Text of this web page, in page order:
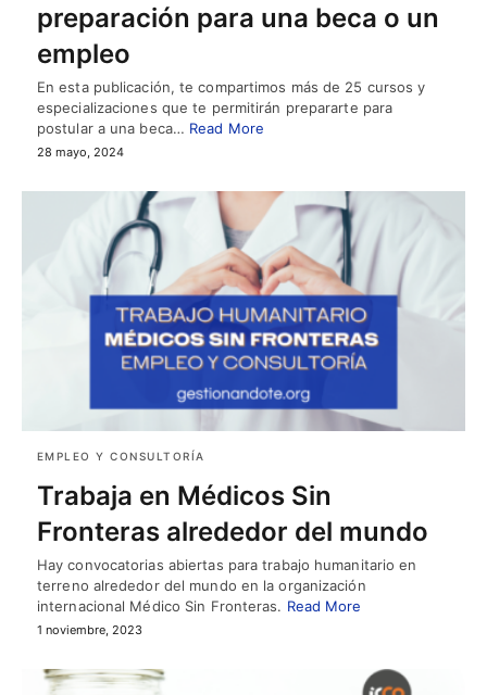
preparación para una beca o un
empleo
En esta publicación, te compartimos más de 25 cursos y
especializaciones que te permitirán prepararte para
postular a una beca… Read More
28 mayo, 2024
EMPLEO Y CONSULTORÍA
Trabaja en Médicos Sin
Fronteras alrededor del mundo
Hay convocatorias abiertas para trabajo humanitario en
terreno alrededor del mundo en la organización
internacional Médico Sin Fronteras. Read More
1 noviembre, 2023